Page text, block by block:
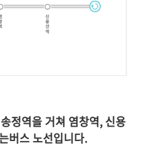
정역을 거쳐 염창역, 신용
버스 노선입니다.